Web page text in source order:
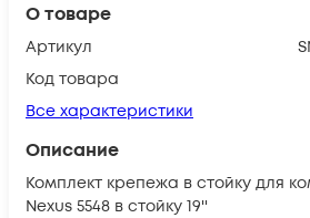
О товаре
Артикул
Код товара
Все характеристики
Описание
Комплект крепежа в стойку для
Nexus 5548 в стойку 19''